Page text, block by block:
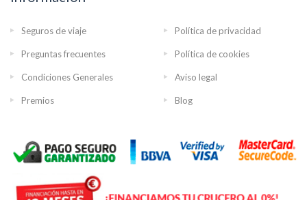
Seguros de viaje Política de privacidad
Preguntas frecuentes Política de cookies
Condiciones Generales Aviso legal
Premios Blog